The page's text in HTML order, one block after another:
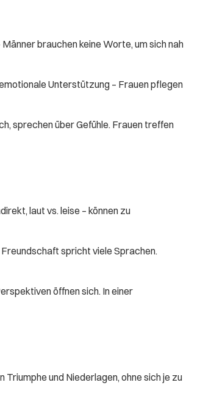
brauchen keine Worte, um sich nah
Unterstützung – Frauen pflegen
sprechen über Gefühle. Frauen treffen
laut vs. leise – können zu
spricht viele Sprachen.
öffnen sich. In einer
und Niederlagen, ohne sich je zu